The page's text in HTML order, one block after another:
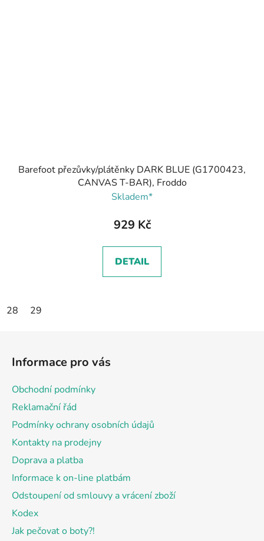
Barefoot přezůvky/plátěnky DARK BLUE (G1700423,
CANVAS T-BAR), Froddo
Skladem*
929 Kč
DETAIL
28 29
Informace pro vás
Obchodní podmínky
Reklamační řád
Podmínky ochrany osobních údajů
Kontakty na prodejny
Doprava a platba
Informace k on-line platbám
Odstoupení od smlouvy a vrácení zboží
Kodex
Jak pečovat o boty?!